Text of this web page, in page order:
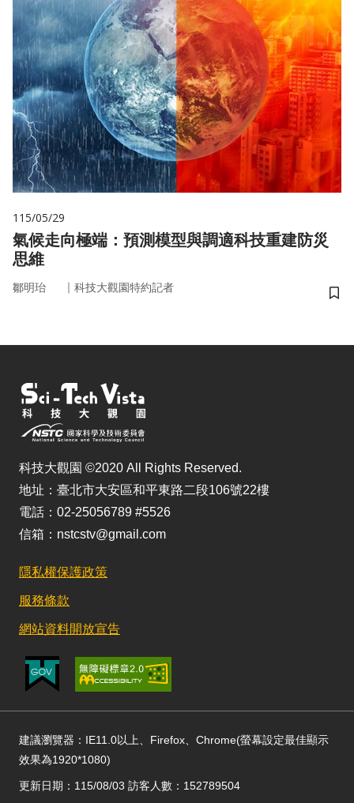
115/05/29
氣候走向極端：預測模型與調適科技重建防災
思維
鄒明珆 ｜ 科技大觀園特約記者
儲
科技大觀園 ©2020 All Rights Reserved.
地址：臺北市大安區和平東路二段106號22樓
電話：02-25056789 #5526
信箱：nstcstv@gmail.com
隱私權保護政策
服務條款
網站資料開放宣告
建議瀏覽器：IE11.0以上、Firefox、Chrome(螢幕設定最佳顯示
效果為1920*1080)
更新日期：115/08/03 訪客人數：152789504